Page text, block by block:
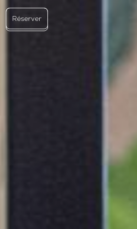
Réserver